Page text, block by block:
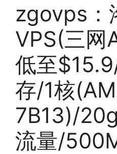
zgovps：
VPS(三网
低至
存/1核
7B13)/
流量/